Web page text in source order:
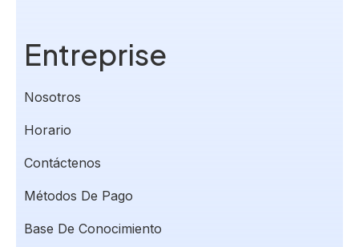
Entreprise
Nosotros
Horario
Contáctenos
Métodos De Pago
Base De Conocimiento
🇻🇪